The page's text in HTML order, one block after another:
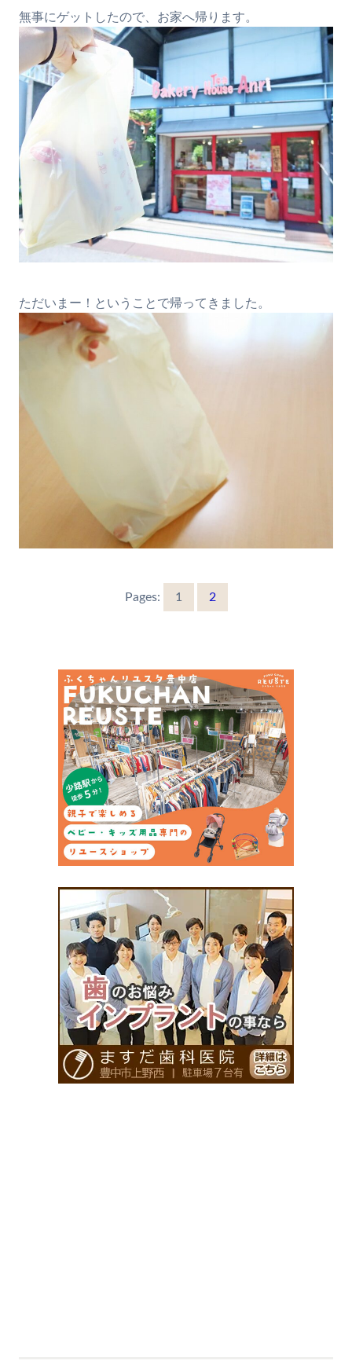
無事にゲットしたので、お家へ帰ります。
ただいまー！ということで帰ってきました。
Pages: 1 2